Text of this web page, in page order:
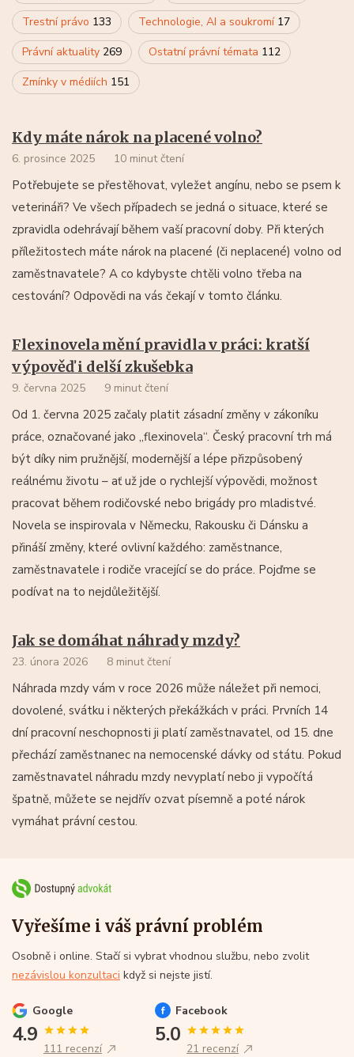
Trestní právo 133 Technologie, AI a soukromí 17
Právní aktuality 269 Ostatní právní témata 112
Zmínky v médiích 151
Kdy máte nárok na placené volno?
6. prosince 2025 10 minut čtení
Potřebujete se přestěhovat, vyležet angínu, nebo se psem k
veterináři? Ve všech případech se jedná o situace, které se
zpravidla odehrávají během vaší pracovní doby. Při kterých
příležitostech máte nárok na placené (či neplacené) volno od
zaměstnavatele? A co kdybyste chtěli volno třeba na
cestování? Odpovědi na vás čekají v tomto článku.
Flexinovela mění pravidla v práci: kratší
výpověď i delší zkušebka
9. června 2025 9 minut čtení
Od 1. června 2025 začaly platit zásadní změny v zákoníku
práce, označované jako „flexinovela“. Český pracovní trh má
být díky nim pružnější, modernější a lépe přizpůsobený
reálnému životu – ať už jde o rychlejší výpovědi, možnost
pracovat během rodičovské nebo brigády pro mladistvé.
Novela se inspirovala v Německu, Rakousku či Dánsku a
přináší změny, které ovlivní každého: zaměstnance,
zaměstnavatele i rodiče vracející se do práce. Pojďme se
podívat na to nejdůležitější.
Jak se domáhat náhrady mzdy?
23. února 2026 8 minut čtení
Náhrada mzdy vám v roce 2026 může náležet při nemoci,
dovolené, svátku i některých překážkách v práci. Prvních 14
dní pracovní neschopnosti ji platí zaměstnavatel, od 15. dne
přechází zaměstnanec na nemocenské dávky od státu. Pokud
zaměstnavatel náhradu mzdy nevyplatí nebo ji vypočítá
špatně, můžete se nejdřív ozvat písemně a poté nárok
vymáhat právní cestou.
Vyřešíme i váš právní problém
Osobně i online. Stačí si vybrat vhodnou službu, nebo zvolit
nezávislou konzultaci když si nejste jistí.
Google
4.9
111 recenzí
Facebook
5.0
21 recenzí